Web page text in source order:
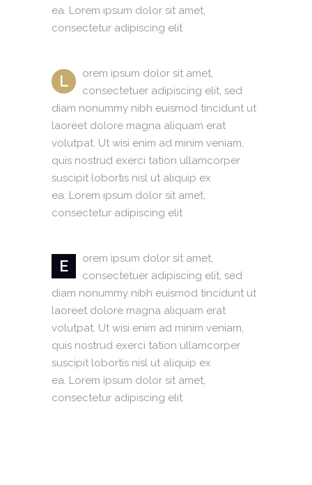
ea. Lorem ipsum dolor sit amet,
consectetur adipiscing elit
L
orem ipsum dolor sit amet,
consectetuer adipiscing elit, sed
diam nonummy nibh euismod tincidunt ut
laoreet dolore magna aliquam erat
volutpat. Ut wisi enim ad minim veniam,
quis nostrud exerci tation ullamcorper
suscipit lobortis nisl ut aliquip ex
ea. Lorem ipsum dolor sit amet,
consectetur adipiscing elit
E
orem ipsum dolor sit amet,
consectetuer adipiscing elit, sed
diam nonummy nibh euismod tincidunt ut
laoreet dolore magna aliquam erat
volutpat. Ut wisi enim ad minim veniam,
quis nostrud exerci tation ullamcorper
suscipit lobortis nisl ut aliquip ex
ea. Lorem ipsum dolor sit amet,
consectetur adipiscing elit